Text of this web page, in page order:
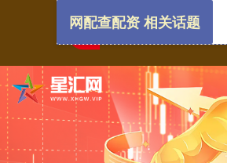
网配查配资 相关话题